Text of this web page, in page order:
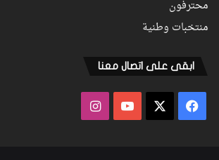
محترفون
منتخبات وطنية
ابقى على اتصال معنا
فيسبوك ‫YouTubeانستقرام